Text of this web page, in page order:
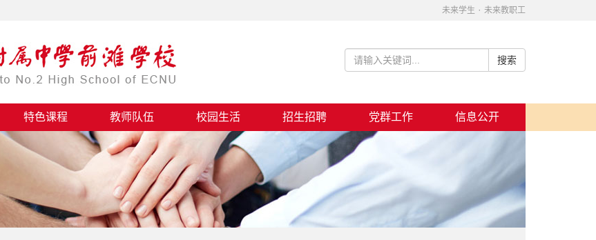
未来学生 · 未来教职工
特色课程 教师队伍 校园生活 招生招聘 党群工作 信息公开